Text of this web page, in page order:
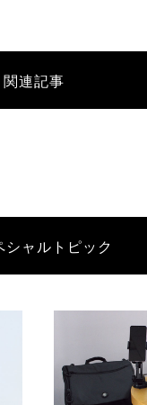
関連記事
シャルトピック